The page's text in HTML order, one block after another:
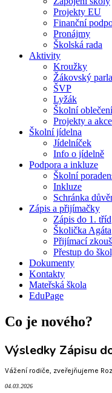
Projekty EU
Finanční
Pronájmy
Školská rada
Aktivity
Kroužky
Žákovský
ŠVP
Lyžák
Školní oblečení
Projekty a akce
Školní jídelna
Jídelníček
Info o jídelně
Podpora a inkluze
Školní
Inkluze
Schránka
Zápis a přijímačky
Zápis do 1. tříd
Školička Agáta
Přijímací
Přestup do
Dokumenty
Kontakty
Mateřská škola
EduPage
Co je nového?
Výsledky Zápisu
Vážení rodiče, zveřejňujeme
04.03.2026